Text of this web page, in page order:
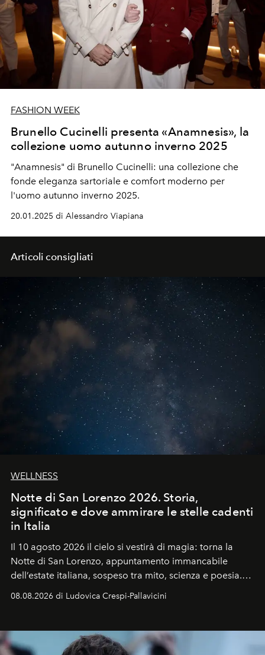
FASHION WEEK
Brunello Cucinelli presenta «Anamnesis», la
collezione uomo autunno inverno 2025
"Anamnesis" di Brunello Cucinelli: una collezione che
fonde eleganza sartoriale e comfort moderno per
l'uomo autunno inverno 2025.
20.01.2025 di Alessandro Viapiana
Articoli consigliati
WELLNESS
Notte di San Lorenzo 2026. Storia,
significato e dove ammirare le stelle cadenti
in Italia
Il 10 agosto 2026 il cielo si vestirà di magia: torna la
Notte di San Lorenzo, appuntamento immancabile
dell’estate italiana, sospeso tra mito, scienza e poesia.
Sarà il momento in cui gli occhi si alzano verso la volta
celeste per seguire il passaggio delle
all’universo i desideri più segreti
08.08.2026 di Ludovica Crespi-Pallavicini